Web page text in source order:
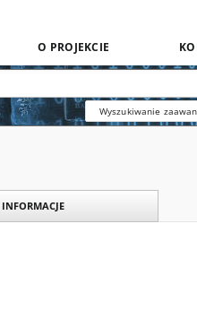
O PROJEKCIE
Wyszukiwanie
INFORMACJE